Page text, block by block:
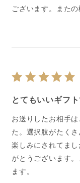
ございます。また
とてもいいギフ
お送りしたお相手
た。選択肢がたく
楽しみにされてま
がとうございます
ます。